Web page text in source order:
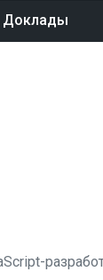
Доклады